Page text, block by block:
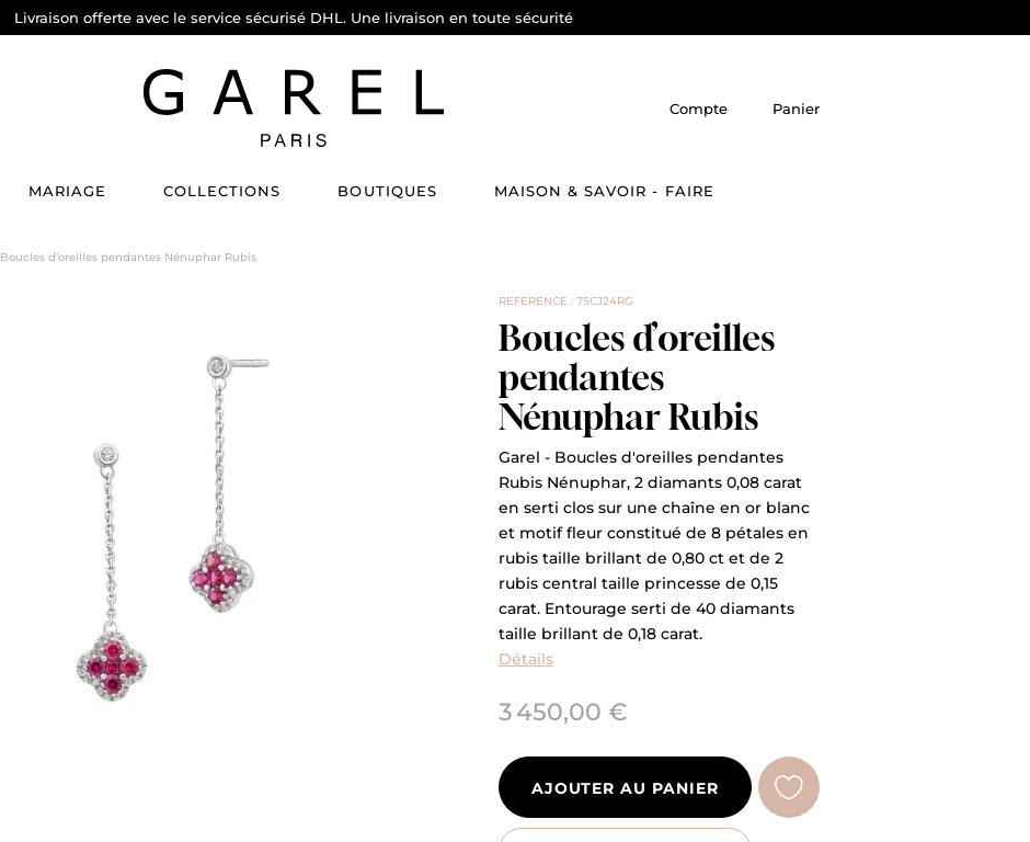
Livraison offerte avec le service sécurisé DHL. Une livraison en toute sécurité
Compte Panier
MARIAGE COLLECTIONS BOUTIQUES MAISON & SAVOIR - FAIRE
Boucles d’oreilles pendantes Nénuphar Rubis
REFERENCE : 75CJ24RG
Boucles d’oreilles
pendantes
Nénuphar Rubis
Garel - Boucles d'oreilles pendantes
Rubis Nénuphar, 2 diamants 0,08 carat
en serti clos sur une chaîne en or blanc
et motif fleur constitué de 8 pétales en
rubis taille brillant de 0,80 ct et de 2
rubis central taille princesse de 0,15
carat. Entourage serti de 40 diamants
taille brillant de 0,18 carat.
Détails
3 450,00 €
AJOUTER AU PANIER